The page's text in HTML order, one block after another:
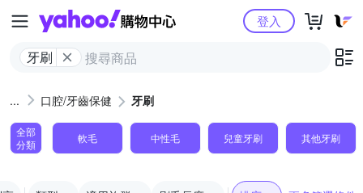
Yahoo購物中心
牙刷
登入
口腔/牙齒保健 牙刷
全部
分類
軟毛 中性毛 兒童牙刷 其他牙刷